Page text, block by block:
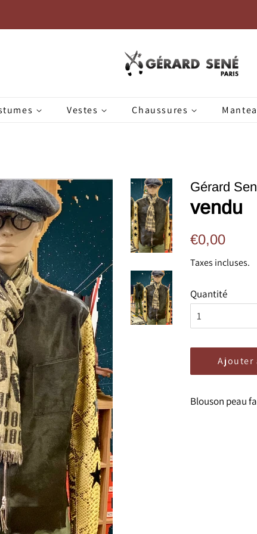
Vestes Chaussures
Gérard
vendu
Prix
€0,00
Taxes incluses.
Quantité
Ajouter
Blouson peau